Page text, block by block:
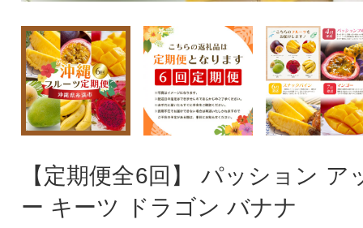
【定期便全6回】 パッション ア
ー キーツ ドラゴン バナナ